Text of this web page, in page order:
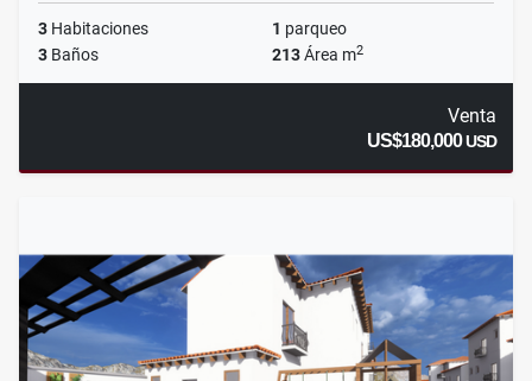
3 Habitaciones 1 parqueo
3 Baños 213Área m2
Venta
US$180,000USD